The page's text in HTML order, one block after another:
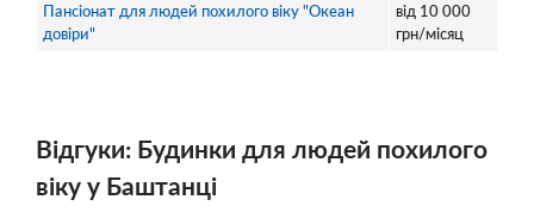
Пансіонат для людей похилого віку "Океан
довіри"
від 10 000
грн/місяц
Відгуки: Будинки для людей похилого
віку у Баштанці